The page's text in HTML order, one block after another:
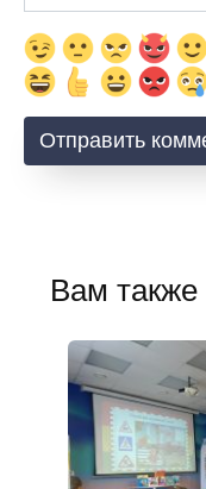
Вам также